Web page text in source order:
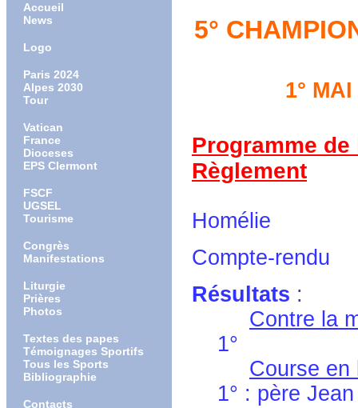
Accueil
News
Logo
Paris 2024
Alpes 2030
Tour
Vatican
France
Dioceses
EPS Clermont
FSCF
UGSEL
Tourisme
Congrès
Manifestations
Liturgie
Prières
Photos
Textes des papes
Témoignages Sportifs
Tous les Sports
Bibliographie
Contacts
5°
1°
Programme
Règlement
Homélie
Compte-rendu
Résultats :
Contre la
1°
Course en
1° : père Jean